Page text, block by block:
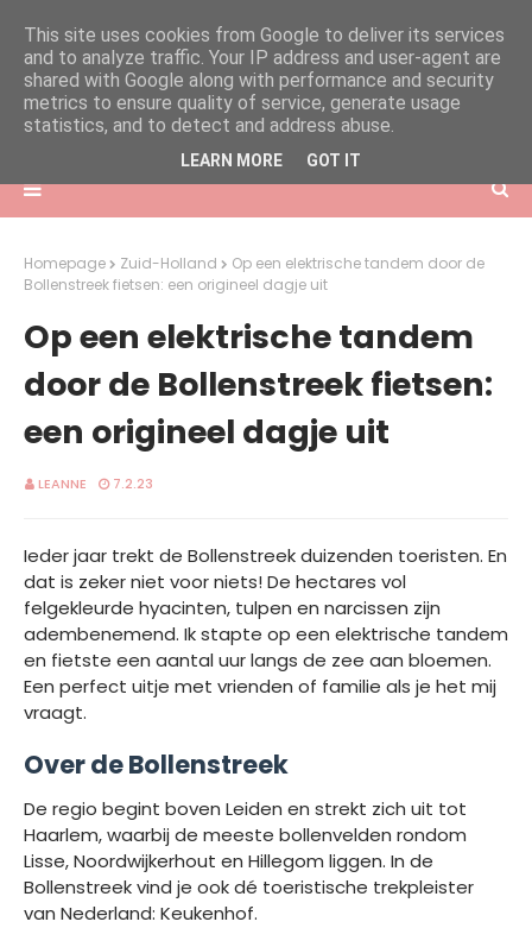
Homepage Zuid-Holland
Op een elektrische tandem door de
Bollenstreek fietsen: een origineel dagje uit
Op een elektrische tandem
door de Bollenstreek fietsen:
een origineel dagje uit
LEANNE 7.2.23
Ieder jaar trekt de Bollenstreek duizenden toeristen. En
dat is zeker niet voor niets! De hectares vol
felgekleurde hyacinten, tulpen en narcissen zijn
adembenemend. Ik stapte op een elektrische tandem
en fietste een aantal uur langs de zee aan bloemen.
Een perfect uitje met vrienden of familie als je het mij
vraagt.
Over de Bollenstreek
De regio begint boven Leiden en strekt zich uit tot
Haarlem, waarbij de meeste bollenvelden rondom
Lisse, Noordwijkerhout en Hillegom liggen. In de
Bollenstreek vind je ook dé toeristische trekpleister
van Nederland: Keukenhof.
This site uses cookies from Google to deliver its services
and to analyze traffic. Your IP address and user-agent are
shared with Google along with performance and security
metrics to ensure quality of service, generate usage
statistics, and to detect and address abuse.
LEARN MORE GOT IT